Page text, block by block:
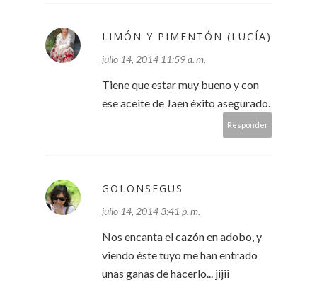
LIMÓN Y PIMENTÓN (LUCÍA)
julio 14, 2014 11:59 a. m.
Tiene que estar muy bueno y con
ese aceite de Jaen éxito asegurado.
Responder
GOLONSEGUS
julio 14, 2014 3:41 p. m.
Nos encanta el cazón en adobo, y
viendo éste tuyo me han entrado
unas ganas de hacerlo... jijii